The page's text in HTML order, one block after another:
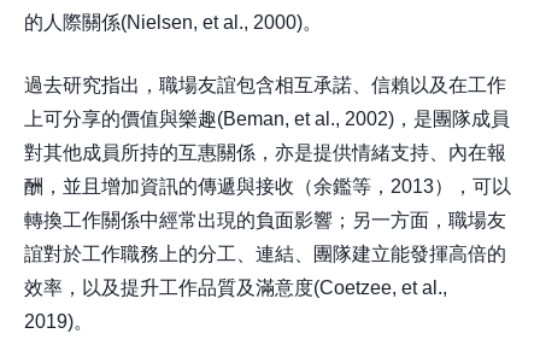
的人際關係(Nielsen, et al., 2000)。
過去研究指出，職場友誼包含相互承諾、信賴以及在工作
上可分享的價值與樂趣(Beman, et al., 2002)，是團隊成員
對其他成員所持的互惠關係，亦是提供情緒支持、內在報
酬，並且增加資訊的傳遞與接收（余鑑等，2013），可以
轉換工作關係中經常出現的負面影響；另一方面，職場友
誼對於工作職務上的分工、連結、團隊建立能發揮高倍的
效率，以及提升工作品質及滿意度(Coetzee, et al.,
2019)。